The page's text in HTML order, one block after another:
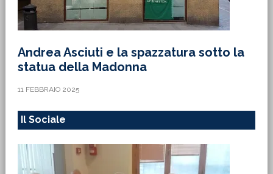
Andrea Asciuti e la spazzatura sotto la
statua della Madonna
11 FEBBRAIO 2025
Il Sociale